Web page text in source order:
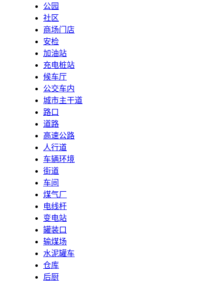
公园
社区
商场门店
安检
加油站
充电桩站
候车厅
公交车内
城市主干道
路口
道路
高速公路
人行道
车辆环境
街道
车间
煤气厂
电线杆
变电站
罐装口
输煤场
水泥罐车
仓库
后厨